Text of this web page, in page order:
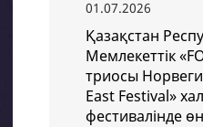
01.07.2026
Қазақстан
Мемлекеттік
триосы
East Festival»
фестивалінде